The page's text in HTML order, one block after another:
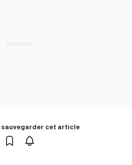
cet article